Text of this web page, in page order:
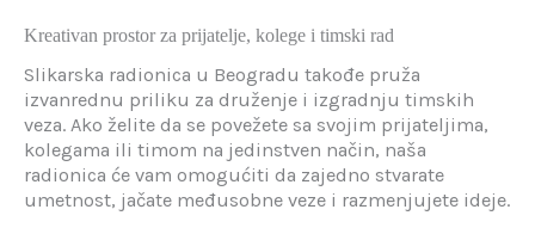
Kreativan prostor za prijatelje, kolege i timski rad
Slikarska radionica u Beogradu takođe pruža
izvanrednu priliku za druženje i izgradnju timskih
veza. Ako želite da se povežete sa svojim prijateljima,
kolegama ili timom na jedinstven način, naša
radionica će vam omogućiti da zajedno stvarate
umetnost, jačate međusobne veze i razmenjujete ideje.